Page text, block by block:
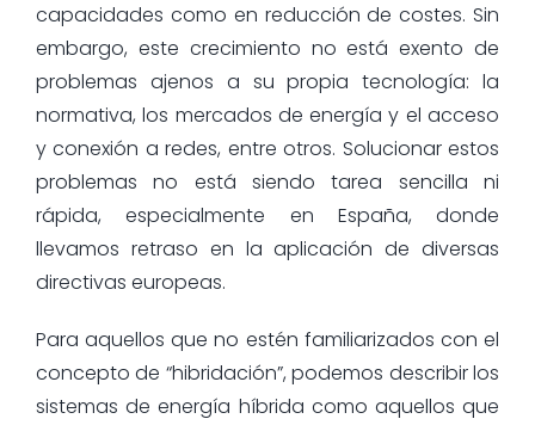
capacidades como en reducción de costes. Sin
embargo, este crecimiento no está exento de
problemas ajenos a su propia tecnología: la
normativa, los mercados de energía y el acceso
y conexión a redes, entre otros. Solucionar estos
problemas no está siendo tarea sencilla ni
rápida, especialmente en España, donde
llevamos retraso en la aplicación de diversas
directivas europeas.
Para aquellos que no estén familiarizados con el
concepto de “hibridación”, podemos describir los
sistemas de energía híbrida como aquellos que